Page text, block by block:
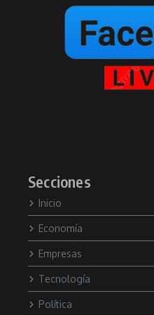
Secciones
Inicio
Economía
Empresas
Tecnología
Política